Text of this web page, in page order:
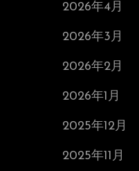
2026年4月
2026年3月
2026年2月
2026年1月
2025年12月
2025年11月